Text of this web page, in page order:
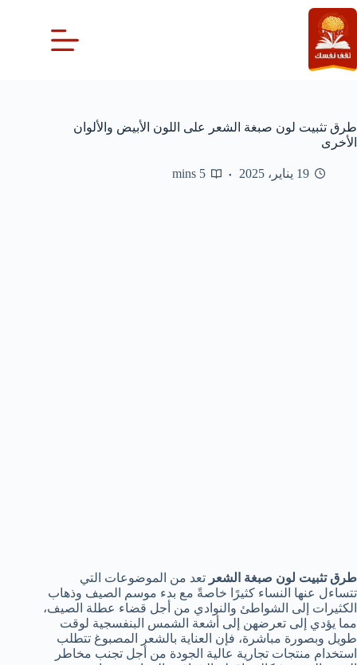
التجاوز
إلى
المحتوى
طرق تثبيت لون صبغة الشعر على اللون الأبيض والألوان
الأخرى
19 يناير، 2025 5 mins
طرق تثبيت لون صبغة الشعر تعد من الموضوعات التي
تتساءل عنها النساء كثيرًا خاصةً مع بدء موسم الصيف وذهاب
الكثيرات إلى الشواطئ والنوادي من أجل قضاء عطلة الصيف،
مما يؤدي إلى تعرضهن إلى أشعة الشمس البنفسجية لوقت
طويل وبصورة مباشرة، فإن العناية بالشعر المصبوغ تتطلب
استخدام منتجات تجارية عالية الجودة من أجل تجنب مخاطر